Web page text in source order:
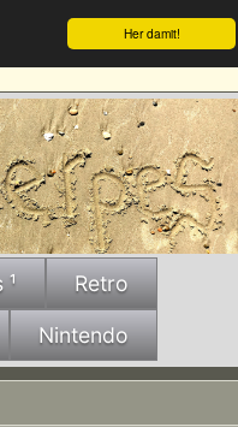
Her damit!
¹ Retro
Nintendo